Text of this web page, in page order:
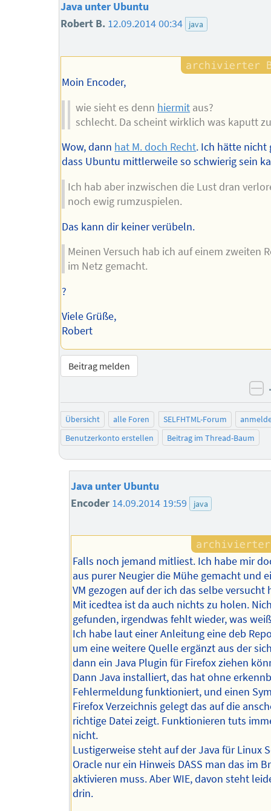
Java unter Ubuntu
Robert B. 12.09.2014 00:34 java
Moin Encoder,
wie sieht es denn hiermit aus?
schlecht. Da scheint wirklich was kaputt
Wow, dann hat M. doch Recht. Ich hätte nicht
dass Ubuntu mittlerweile so schwierig sein
Ich hab aber inzwischen die Lust dran
noch ewig rumzuspielen.
Das kann dir keiner verübeln.
Meinen Versuch hab ich auf einem zweiten
im Netz gemacht.
?
Viele Grüße,
Robert
Beitrag melden
Übersicht alle Foren SELFHTML-Forum
Benutzerkonto erstellen
Beitrag im Thread-Baum
Java unter Ubuntu
Encoder 14.09.2014 19:59 java
Falls noch jemand mitliest. Ich habe mir
aus purer Neugier die Mühe gemacht und
VM gezogen auf der ich das selbe versucht
Mit icedtea ist da auch nichts zu holen.
gefunden, irgendwas fehlt wieder, was
Ich habe laut einer Anleitung eine deb
um eine weitere Quelle ergänzt aus der
dann ein Java Plugin für Firefox ziehen
Dann Java installiert, das hat ohne
Fehlermeldung funktioniert, und einen
Firefox Verzeichnis gelegt das auf die
richtige Datei zeigt. Funktionieren tuts
nicht.
Lustigerweise steht auf der Java für Linux
Oracle nur ein Hinweis DASS man das im
aktivieren muss. Aber WIE, davon steht
drin.